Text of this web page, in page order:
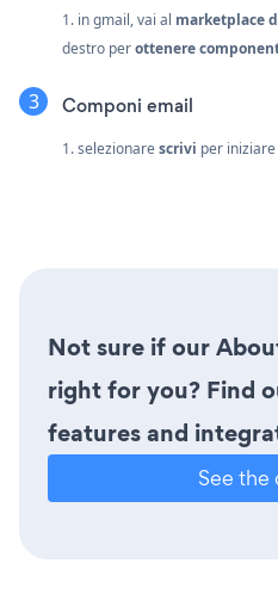
1. in gmail, vai al marketplace
destro perottenere
Componi email
1. selezionarescrivi per
Not sure if our
right for you? Find
features and
See the